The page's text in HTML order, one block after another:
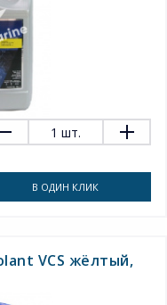
1 шт.
В ОДИН КЛИК
VCS жёлтый,